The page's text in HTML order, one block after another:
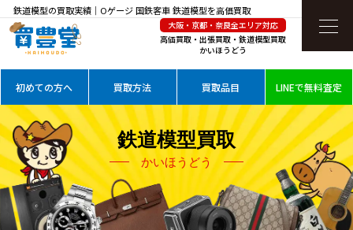
鉄道模型の買取実績｜Oゲージ 国鉄客車 鉄道模型を高価買取
大阪・京都・奈良全エリア対応
高価買取・出張買取・鉄道模型買取
かいほうどう
初めての方へ 買取方法 買取品目 LINEで無料査定
鉄道模型買取
かいほうどう